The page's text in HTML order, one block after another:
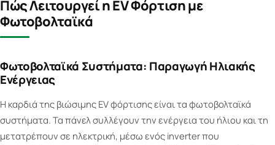
Πώς Λειτουργεί η EV Φόρτιση με
Φωτοβολταϊκά
Φωτοβολταϊκά Συστήματα: Παραγωγή Ηλιακής
Ενέργειας
Η καρδιά της βιώσιμης EV φόρτισης είναι τα φωτοβολταϊκά
συστήματα. Τα πάνελ συλλέγουν την ενέργεια του ήλιου και τη
μετατρέπουν σε ηλεκτρική, μέσω ενός inverter που